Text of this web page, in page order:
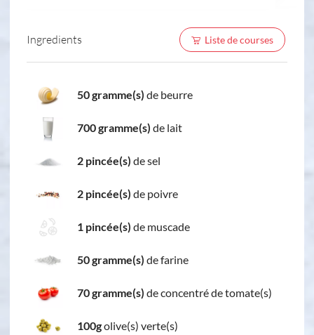
Ingredients Liste de courses
50 gramme(s) de beurre
700 gramme(s) de lait
2 pincée(s) de sel
2 pincée(s) de poivre
1 pincée(s) de muscade
50 gramme(s) de farine
70 gramme(s) de concentré de tomate(s)
100golive(s) verte(s)